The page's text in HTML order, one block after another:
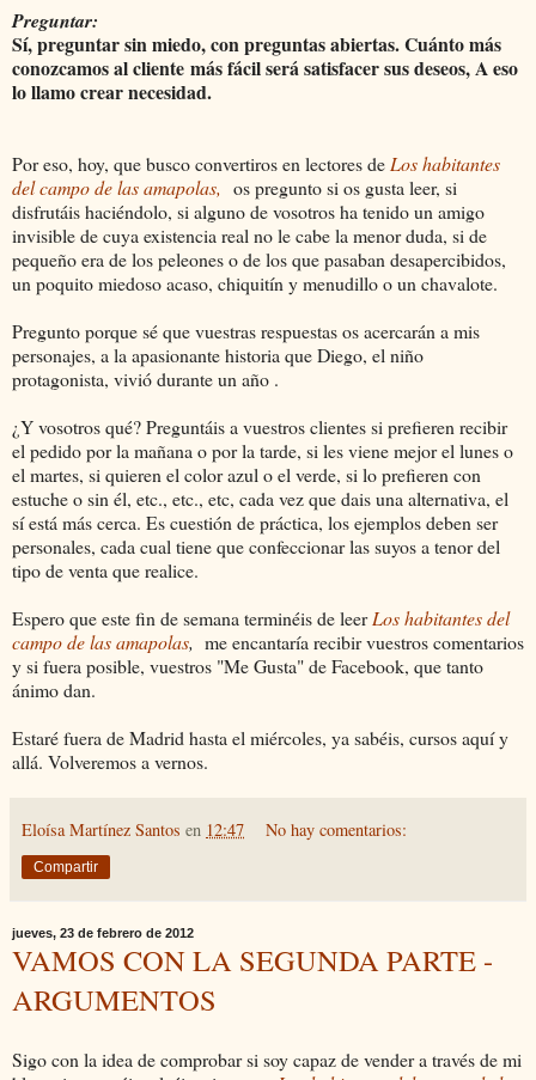
Preguntar:
Sí, preguntar sin miedo, con preguntas abiertas. Cuánto más
conozcamos al cliente más fácil será satisfacer sus deseos, A eso
lo llamo crear necesidad.
Por eso, hoy, que busco convertiros en lectores de Los habitantes
del campo de las amapolas, os pregunto si os gusta leer, si
disfrutáis haciéndolo, si alguno de vosotros ha tenido un amigo
invisible de cuya existencia real no le cabe la menor duda, si de
pequeño era de los peleones o de los que pasaban desapercibidos,
un poquito miedoso acaso, chiquitín y menudillo o un chavalote.
Pregunto porque sé que vuestras respuestas os acercarán a mis
personajes, a la apasionante historia que Diego, el niño
protagonista, vivió durante un año .
¿Y vosotros qué? Preguntáis a vuestros clientes si prefieren recibir
el pedido por la mañana o por la tarde, si les viene mejor el lunes o
el martes, si quieren el color azul o el verde, si lo prefieren con
estuche o sin él, etc., etc., etc, cada vez que dais una alternativa, el
sí está más cerca. Es cuestión de práctica, los ejemplos deben ser
personales, cada cual tiene que confeccionar las suyos a tenor del
tipo de venta que realice.
Espero que este fin de semana terminéis de leerLos habitantes del
campo de las amapolas, me encantaría recibir vuestros comentarios
y si fuera posible, vuestros "Me Gusta" de Facebook, que tanto
ánimo dan.
Estaré fuera de Madrid hasta el miércoles, ya sabéis, cursos aquí y
allá. Volveremos a vernos.
Eloísa Martínez Santos en 12:47 No hay comentarios:
Compartir
jueves, 23 de febrero de 2012
VAMOS CON LA SEGUNDA PARTE -
ARGUMENTOS
Sigo con la idea de comprobar si soy capaz de vender a través de mi